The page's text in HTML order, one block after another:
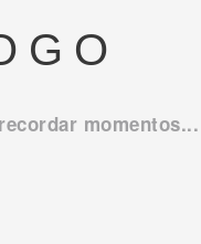
momentos...